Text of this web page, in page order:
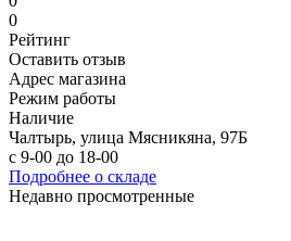
0
Рейтинг
Оставить отзыв
Адрес магазина
Режим работы
Наличие
Чалтырь, улица Мясникяна, 97Б
с 9-00 до 18-00
Подробнее о складе
Недавно просмотренные